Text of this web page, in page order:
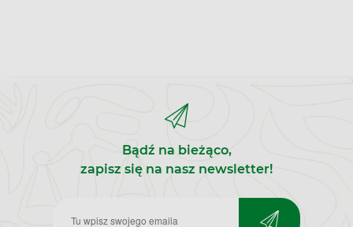
Bądź na bieżąco,
zapisz się na nasz newsletter!
Zapisz